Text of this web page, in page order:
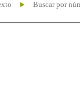
Buscar por